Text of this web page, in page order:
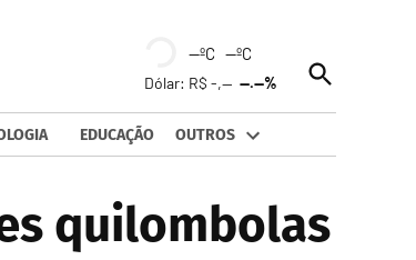
--ºC --ºC
Dólar: R$ -,----.--%
Open
Search
EDUCAÇÃO OUTROS
quilombolas